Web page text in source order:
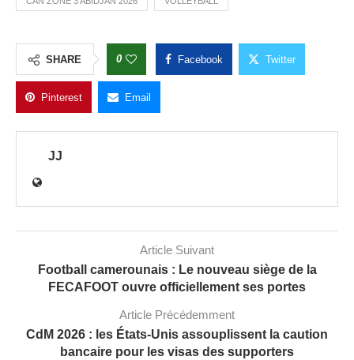
SHARE 0 Facebook Twitter
Pinterest Email
JJ
Article Suivant
Football camerounais : Le nouveau siège de la
FECAFOOT ouvre officiellement ses portes
Article Précédemment
CdM 2026 : les États-Unis assouplissent la caution
bancaire pour les visas des supporters